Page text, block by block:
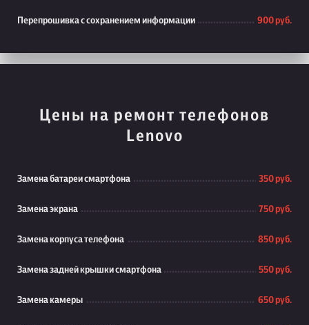
Перепрошивка с сохранением информации 900 руб.
Цены на ремонт телефонов
Lenovo
Замена батареи смартфона 350 руб.
Замена экрана 750 руб.
Замена корпуса телефона 850 руб.
Замена задней крышки смартфона 550 руб.
Замена камеры 650 руб.